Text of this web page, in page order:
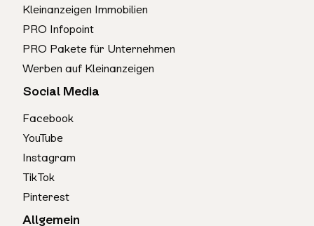
Kleinanzeigen Immobilien
PRO Infopoint
PRO Pakete für Unternehmen
Werben auf Kleinanzeigen
Social Media
Facebook
YouTube
Instagram
TikTok
Pinterest
Allgemein